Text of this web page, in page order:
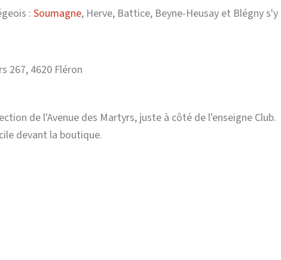
: Soumagne, Herve, Battice, Beyne-Heusay et Blégny s'y
267, 4620 Fléron
de l'Avenue des Martyrs, juste à côté de l'enseigne Club.
devant la boutique.